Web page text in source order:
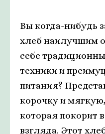
Вы когда-нибудь
хлеб наилучшим
себе
техники и
питания?
корочку и
которая покорит
взгляда. Этот